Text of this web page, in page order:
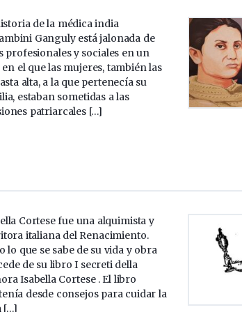
de la médica india
Ganguly está jalonada de
profesionales y sociales en un
en el que las mujeres, también las
alta, a la que pertenecía su
estaban sometidas a las
patriarcales […]
Cortese fue una alquimista y
italiana del Renacimiento.
lo que se sabe de su vida y obra
de su libro I secreti della
Isabella Cortese . El libro
desde consejos para cuidar la
[…]